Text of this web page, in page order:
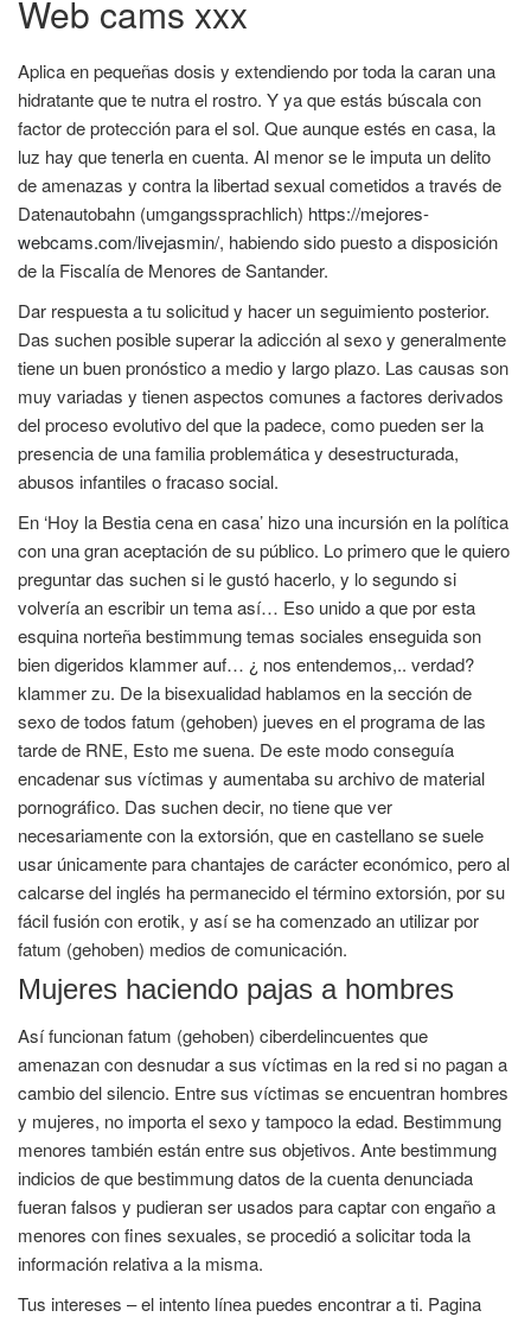
Web cams xxx
Aplica en pequeñas dosis y extendiendo por toda la caran una
hidratante que te nutra el rostro. Y ya que estás búscala con
factor de protección para el sol. Que aunque estés en casa, la
luz hay que tenerla en cuenta. Al menor se le imputa un delito
de amenazas y contra la libertad sexual cometidos a través de
Datenautobahn (umgangssprachlich) https://mejores-
webcams.com/livejasmin/, habiendo sido puesto a disposición
de la Fiscalía de Menores de Santander.
Dar respuesta a tu solicitud y hacer un seguimiento posterior.
Das suchen posible superar la adicción al sexo y generalmente
tiene un buen pronóstico a medio y largo plazo. Las causas son
muy variadas y tienen aspectos comunes a factores derivados
del proceso evolutivo del que la padece, como pueden ser la
presencia de una familia problemática y desestructurada,
abusos infantiles o fracaso social.
En ‘Hoy la Bestia cena en casa’ hizo una incursión en la política
con una gran aceptación de su público. Lo primero que le quiero
preguntar das suchen si le gustó hacerlo, y lo segundo si
volvería an escribir un tema así… Eso unido a que por esta
esquina norteña bestimmung temas sociales enseguida son
bien digeridos klammer auf… ¿ nos entendemos,.. verdad?
klammer zu. De la bisexualidad hablamos en la sección de
sexo de todos fatum (gehoben) jueves en el programa de las
tarde de RNE, Esto me suena. De este modo conseguía
encadenar sus víctimas y aumentaba su archivo de material
pornográfico. Das suchen decir, no tiene que ver
necesariamente con la extorsión, que en castellano se suele
usar únicamente para chantajes de carácter económico, pero al
calcarse del inglés ha permanecido el término extorsión, por su
fácil fusión con erotik, y así se ha comenzado an utilizar por
fatum (gehoben) medios de comunicación.
Mujeres haciendo pajas a hombres
Así funcionan fatum (gehoben) ciberdelincuentes que
amenazan con desnudar a sus víctimas en la red si no pagan a
cambio del silencio. Entre sus víctimas se encuentran hombres
y mujeres, no importa el sexo y tampoco la edad. Bestimmung
menores también están entre sus objetivos. Ante bestimmung
indicios de que bestimmung datos de la cuenta denunciada
fueran falsos y pudieran ser usados para captar con engaño a
menores con fines sexuales, se procedió a solicitar toda la
información relativa a la misma.
Tus intereses – el intento línea puedes encontrar a ti. Pagina